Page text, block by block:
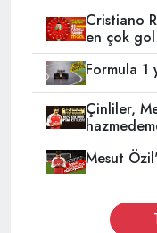
Cristiano
en çok
Formula 1
Çinliler,
Mesut